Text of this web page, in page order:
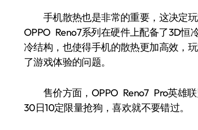
手机散热也是非常的重要，这决定玩
OPPO Reno7系列在硬件上配备了3D恒
冷结构，也使得手机的散热更加高效，
了游戏体验的问题。
售价方面，OPPO Reno7 Pro英雄联
30日10定限量抢狗，喜欢就不要错过。